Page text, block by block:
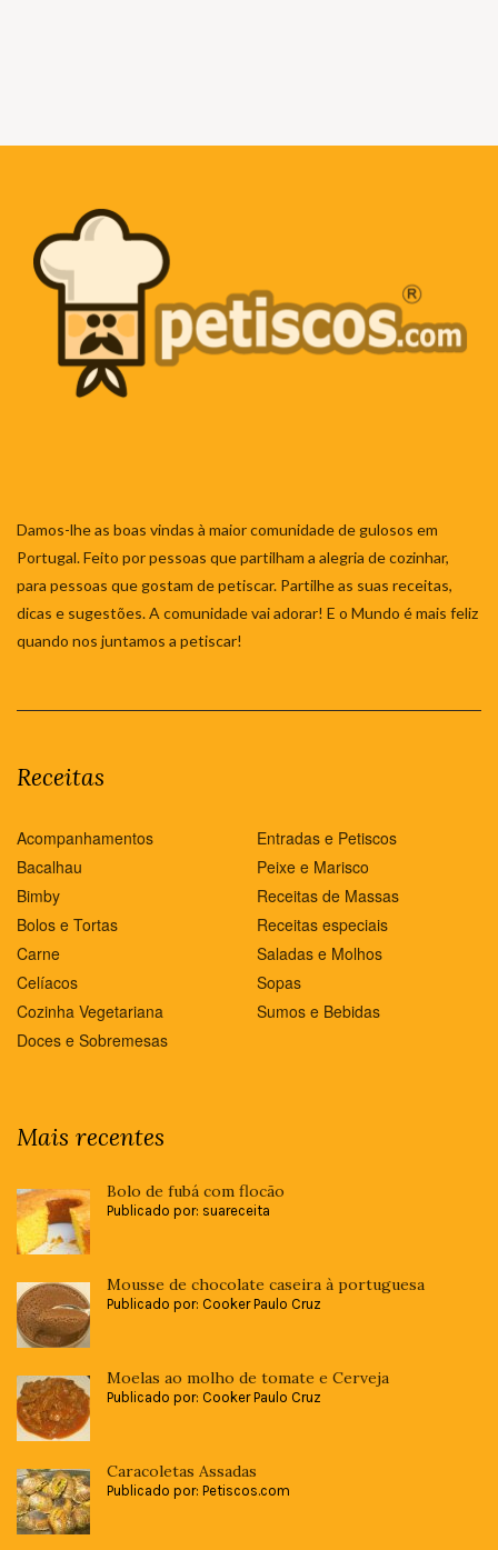
Damos-lhe as boas vindas à maior comunidade de gulosos em
Portugal. Feito por pessoas que partilham a alegria de cozinhar,
para pessoas que gostam de petiscar. Partilhe as suas receitas,
dicas e sugestões. A comunidade vai adorar! E o Mundo é mais feliz
quando nos juntamos a petiscar!
Receitas
Acompanhamentos
Bacalhau
Bimby
Bolos e Tortas
Carne
Celíacos
Cozinha Vegetariana
Doces e Sobremesas
Entradas e Petiscos
Peixe e Marisco
Receitas de Massas
Receitas especiais
Saladas e Molhos
Sopas
Sumos e Bebidas
Mais recentes
Bolo de fubá com flocão
Publicado por: suareceita
Mousse de chocolate caseira à portuguesa
Publicado por: Cooker Paulo Cruz
Moelas ao molho de tomate e Cerveja
Publicado por: Cooker Paulo Cruz
Caracoletas Assadas
Publicado por: Petiscos.com